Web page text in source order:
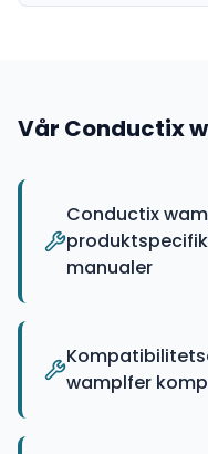
Vår Conductix
Conductix
manualer
wamplfer